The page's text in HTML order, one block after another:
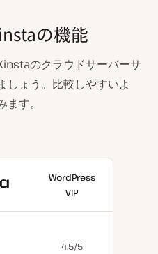
の機能
のクラウドサーバーサ
しょう。比較しやすいよ
す。
With
WordPress
VIP
4.5/5